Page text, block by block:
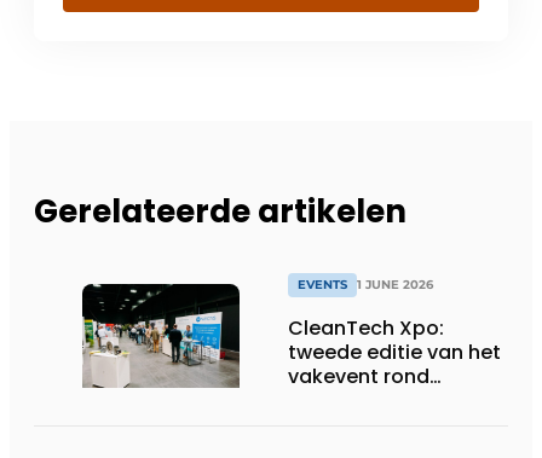
Gerelateerde artikelen
EVENTS 1 JUNE 2026
CleanTech Xpo:
tweede editie van het
vakevent rond